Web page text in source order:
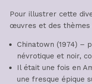
Pour illustrer cette
œuvres et des thèmes
Chinatown (1974) –
névrotique et noir,
Il était une fois en
une fresque épique